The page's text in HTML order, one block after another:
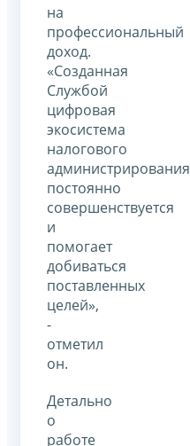
на
профессиональный
доход.
«Созданная
Службой
цифровая
экосистема
налогового
администрирования
постоянно
совершенствуется
и
помогает
добиваться
поставленных
целей»,
-
отметил
он.
Детально
о
работе